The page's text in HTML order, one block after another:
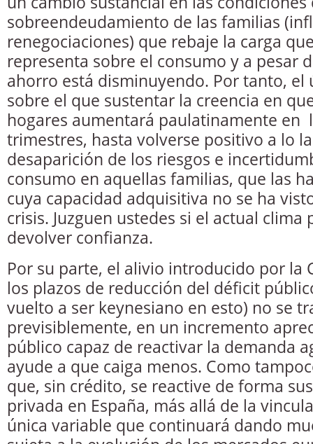
sobreendeudamiento de las familias
renegociaciones) que rebaje la carga
representa sobre el consumo y a pesar
ahorro está disminuyendo. Por tanto, el
sobre el que sustentar la creencia en
hogares aumentará paulatinamente en
trimestres, hasta volverse positivo a lo
desaparición de los riesgos e
consumo en aquellas familias, que las
cuya capacidad adquisitiva no se ha
crisis. Juzguen ustedes si el actual
devolver confianza.
Por su parte, el alivio introducido por la
los plazos de reducción del déficit
vuelto a ser keynesiano en esto) no se
previsiblemente, en un incremento
público capaz de reactivar la demanda
ayude a que caiga menos. Como
que, sin crédito, se reactive de forma
privada en España, más allá de la
única variable que continuará dando